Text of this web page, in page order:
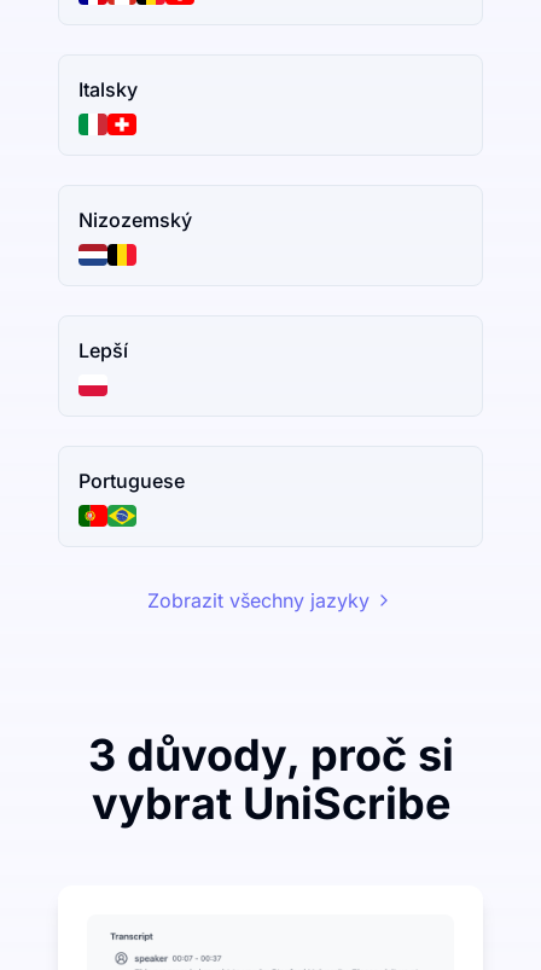
Italsky
Nizozemský
Lepší
Portuguese
Zobrazit všechny jazyky
3 důvody, proč si
vybrat UniScribe
UniScribe nabízí 120 minut bezplatné transkripce
Další funkce AI dostupné nad rámec převodu zvuku